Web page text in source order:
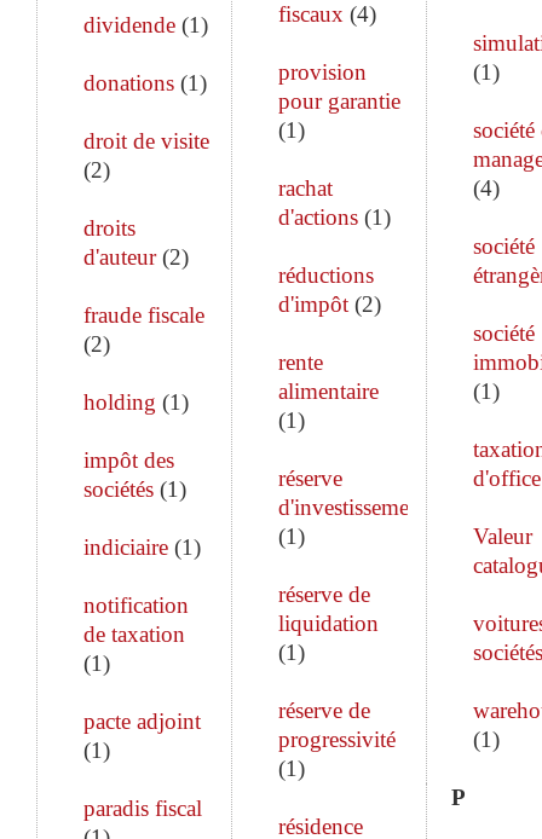
dividende (1)
donations (1)
droit de visite
(2)
droits
d'auteur(2)
fraude fiscale
(2)
holding (1)
impôt des
sociétés (1)
indiciaire (1)
notification
de taxation
(1)
pacte adjoint
(1)
paradis fiscal
fiscaux (4)
provision
pour garantie
(1)
rachat
d'actions(1)
réductions
d'impôt(2)
rente
alimentaire
(1)
réserve
d'investissement
(1)
réserve de
liquidation
(1)
réserve de
progressivité
(1)
résidence
(1)
société
(4)
société
société
(1)
d'office
Valeur
sociétés
(1)
P